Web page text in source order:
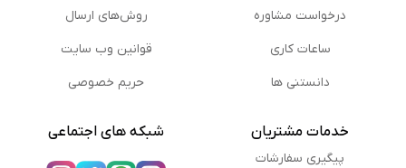
درخواست مشاوره
ساعات کاری
دانستنی ها
روش‌های ارسال
قوانین وب سایت
حریم خصوصی
خدمات مشتریان
پیگیری سفارشات
شبکه های اجتماعی